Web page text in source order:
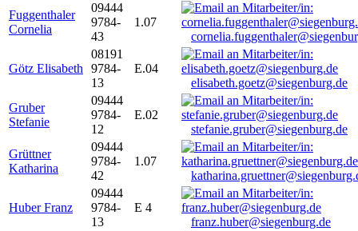
Fuggenthaler
Cornelia
09444
9784-
43
1.07
Götz Elisabeth
08191
9784-
13
E.04
elisabeth.goetz@siegenburg.de
Gruber
Stefanie
09444
9784-
12
E.02
stefanie.gruber@siegenburg.de
Grüttner
Katharina
09444
9784-
42
1.07
Huber Franz
09444
9784-
13
E 4
franz.huber@siegenburg.de